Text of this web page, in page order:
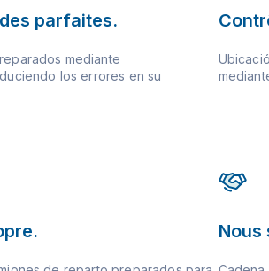
parfaites.
mediante
los errores en su
Nous